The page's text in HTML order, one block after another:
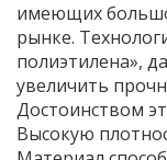
имеющих
рынке.
полиэтилена»,
увеличить
Достоинством
Высокую